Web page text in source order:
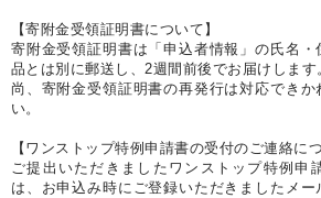
【寄附金受領証明書について】
寄附金受領証明書は「申込者情報」の氏名
品とは別に郵送し、2週間前後でお届けします
尚、寄附金受領証明書の再発行は対応できか
い。
【ワンストップ特例申請書の受付のご連絡につ
ご提出いただきましたワンストップ特例申
は、お申込み時にご登録いただきましたメ